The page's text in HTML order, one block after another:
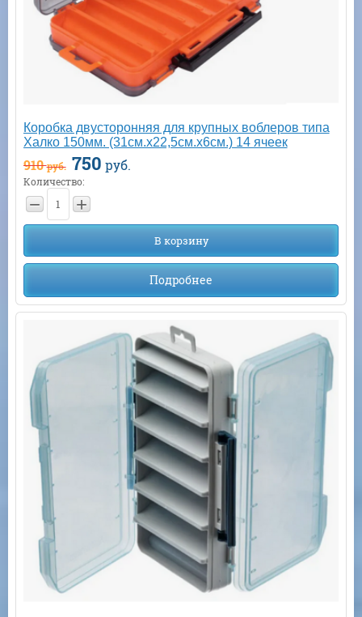
Коробка двусторонняя для крупных воблеров типа
Халко 150мм. (31см.x22,5см.x6см.) 14 ячеек
910руб. 750 руб.
Количество:
− +
В корзину
Подробнее